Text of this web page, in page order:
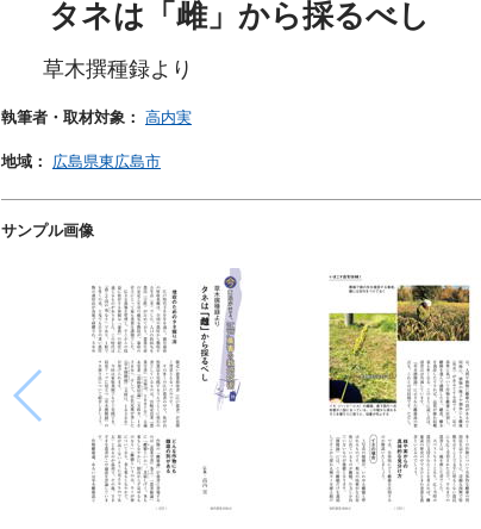
タネは「雌」から採るべし
草木撰種録より
執筆者・取材対象： 高内実
地域： 広島県東広島市
サンプル画像